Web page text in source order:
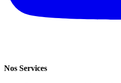
Nos Services